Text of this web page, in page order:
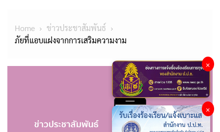
Home
ข่าวประชาสัมพันธ์
ภัยที่แอบแฝงจากการเสริมความงาม
×
×